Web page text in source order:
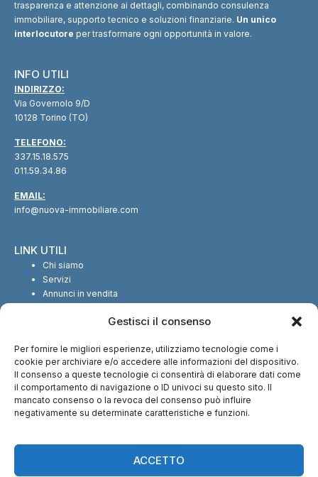
Gestisci il consenso
Per fornire le migliori esperienze, utilizziamo tecnologie come i
cookie per archiviare e/o accedere alle informazioni del dispositivo.
Il consenso a queste tecnologie ci consentirà di elaborare dati come
il comportamento di navigazione o ID univoci su questo sito. Il
mancato consenso o la revoca del consenso può influire
negativamente su determinate caratteristiche e funzioni.
ACCETTO
trasparenza e attenzione ai dettagli, combinando consulenza
immobiliare, supporto tecnico e soluzioni finanziarie. Un unico
interlocutore per trasformare ogni opportunità in valore.
INFO UTILI
INDIRIZZO:
Via Governolo 9/D
10128 Torino (TO)
TELEFONO:
337.15.18.575
011.59.34.86
EMAIL:
info@nuova-immobiliare.com
LINK UTILI
Chi siamo
Servizi
Annunci in vendita
SEGUICI SUI SOCIAL
CI TROVI ANCHE SU: